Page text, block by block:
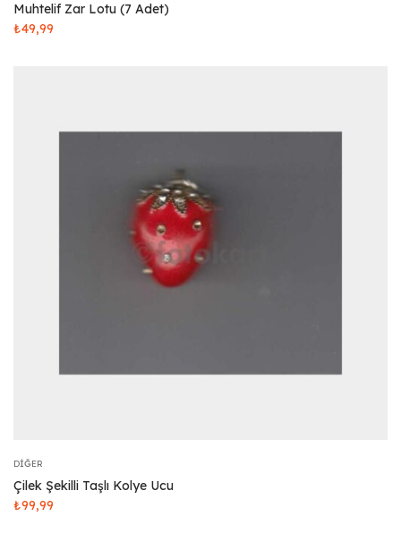
Muhtelif Zar Lotu (7 Adet)
₺49,99
DIĞER
Çilek Şekilli Taşlı Kolye Ucu
₺99,99